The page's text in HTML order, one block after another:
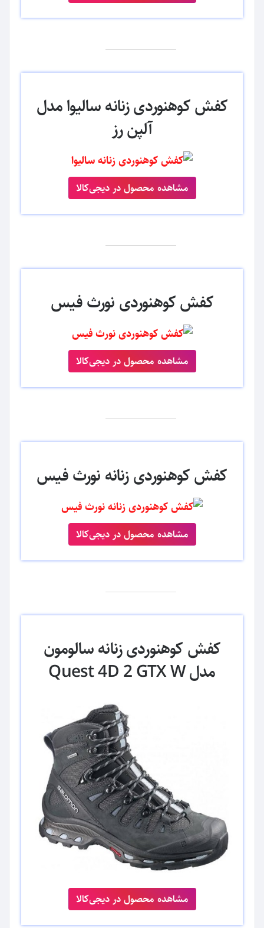
کفش کوهنوردی زنانه سالیوا مدل
آلپن رز
مشاهده محصول در دیجی‌کالا
کفش کوهنوردی نورث فیس
مشاهده محصول در دیجی‌کالا
کفش کوهنوردی زنانه نورث فیس
مشاهده محصول در دیجی‌کالا
کفش کوهنوردی زنانه سالومون
مدل Quest 4D 2 GTX W
مشاهده محصول در دیجی‌کالا